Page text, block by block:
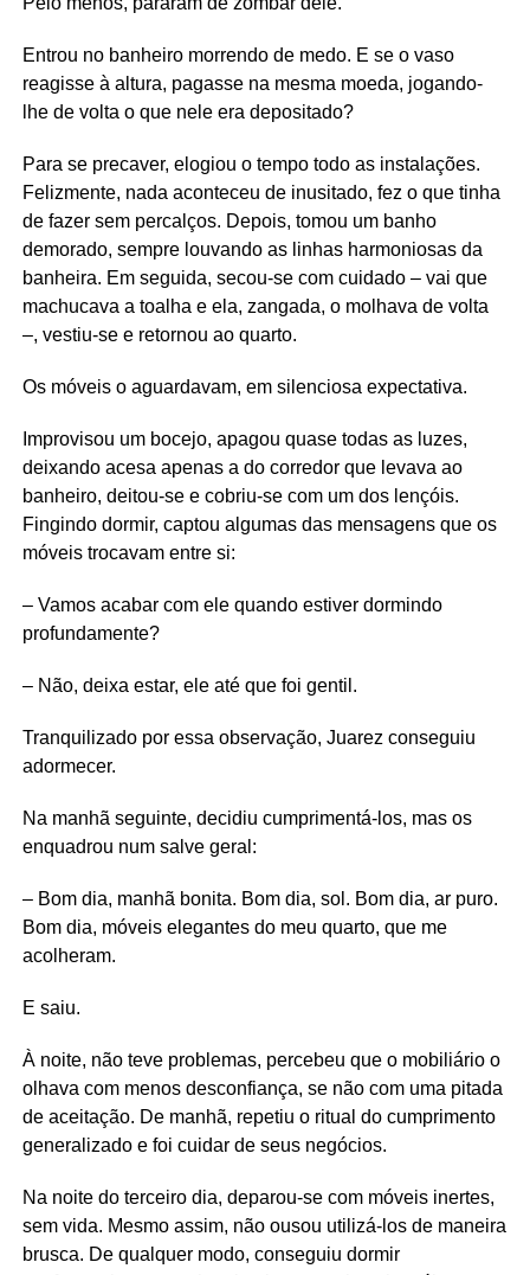
Entrou no banheiro morrendo de medo. E se o vaso
reagisse à altura, pagasse na mesma moeda, jogando-
lhe de volta o que nele era depositado?
Para se precaver, elogiou o tempo todo as instalações.
Felizmente, nada aconteceu de inusitado, fez o que tinha
de fazer sem percalços. Depois, tomou um banho
demorado, sempre louvando as linhas harmoniosas da
banheira. Em seguida, secou-se com cuidado – vai que
machucava a toalha e ela, zangada, o molhava de volta
–, vestiu-se e retornou ao quarto.
Os móveis o aguardavam, em silenciosa expectativa.
Improvisou um bocejo, apagou quase todas as luzes,
deixando acesa apenas a do corredor que levava ao
banheiro, deitou-se e cobriu-se com um dos lençóis.
Fingindo dormir, captou algumas das mensagens que os
móveis trocavam entre si:
– Vamos acabar com ele quando estiver dormindo
profundamente?
– Não, deixa estar, ele até que foi gentil.
Tranquilizado por essa observação, Juarez conseguiu
adormecer.
Na manhã seguinte, decidiu cumprimentá-los, mas os
enquadrou num salve geral:
– Bom dia, manhã bonita. Bom dia, sol. Bom dia, ar puro.
Bom dia, móveis elegantes do meu quarto, que me
acolheram.
E saiu.
À noite, não teve problemas, percebeu que o mobiliário o
olhava com menos desconfiança, se não com uma pitada
de aceitação. De manhã, repetiu o ritual do cumprimento
generalizado e foi cuidar de seus negócios.
Na noite do terceiro dia, deparou-se com móveis inertes,
sem vida. Mesmo assim, não ousou utilizá-los de maneira
brusca. De qualquer modo, conseguiu dormir